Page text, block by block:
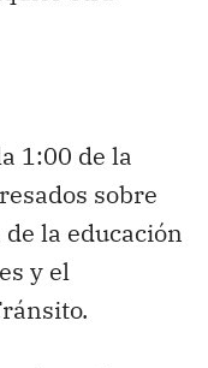
1:00 de la
sobre
la educación
y el